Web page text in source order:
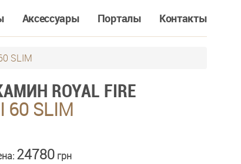
Аксессуары Порталы Контакты
SLIM
ROYAL FIRE
60 SLIM
24780 грн